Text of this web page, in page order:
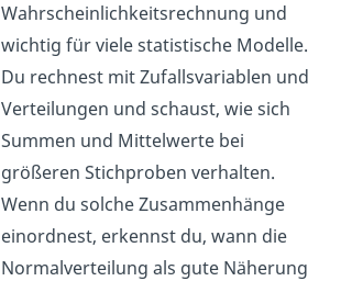
Wahrscheinlichkeitsrechnung und
wichtig für viele statistische Modelle.
Du rechnest mit Zufallsvariablen und
Verteilungen und schaust, wie sich
Summen und Mittelwerte bei
größeren Stichproben verhalten.
Wenn du solche Zusammenhänge
einordnest, erkennst du, wann die
Normalverteilung als gute Näherung